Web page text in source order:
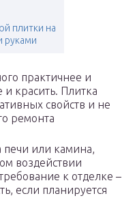
плитки на
руками
практичнее и
красить. Плитка
свойств и не
ремонта
печи или камина,
воздействии
к отделке –
если планируется